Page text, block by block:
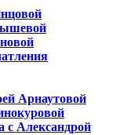
Арнаутовой
с Александрой